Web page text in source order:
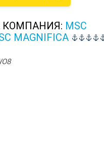
КОМПАНИЯ: MSC
MAGNIFICA